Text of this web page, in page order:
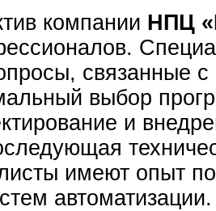
компании НПЦ «
связанные
выбор
и
имеют опыт
автоматизации.